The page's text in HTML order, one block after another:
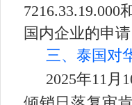
国内企业的申
三、泰国对
2025年11